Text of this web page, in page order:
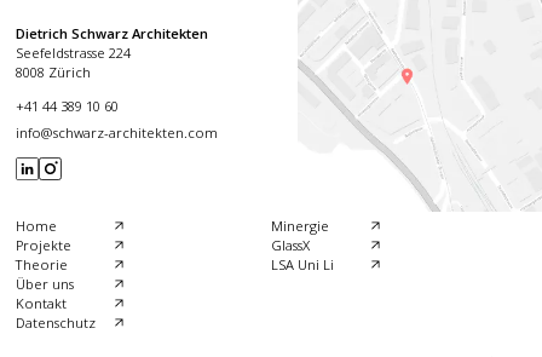
Dietrich Schwarz Architekten
Seefeldstrasse 224
8008 Zürich
+41 44 389 10 60
info@schwarz-architekten.com
Home
Projekte
Theorie
Über uns
Kontakt
Datenschutz
Minergie
GlassX
LSA Uni Li